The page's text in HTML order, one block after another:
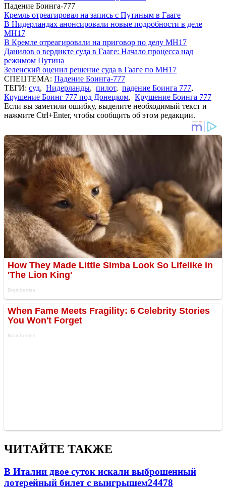
Падение Боинга-777
Кремль отреагировал на запись с Путиным в Гааге
В Нидерландах анонсировали новые подробности в деле
MH17
В Кремле отреагировали на приговор по делу МН17
Данилов о вердикте суда в Гааге: Начало процесса над
режимом Путина
Зеленский оценил решение суда в Гааге по MH17
СПЕЦТЕМА: Падение Боинга-777
ТЕГИ: суд, Нидерланды, пилот, падение Боинга 777,
Крушение Боинг 777 под Донецком, Крушение Боинга 777
Если вы заметили ошибку, выделите необходимый текст и
нажмите Ctrl+Enter, чтобы сообщить об этом редакции.
ЧИТАЙТЕ ТАКЖЕ
В Италии двое суток искали выброшенный
лотерейный билет с выигрышем24478